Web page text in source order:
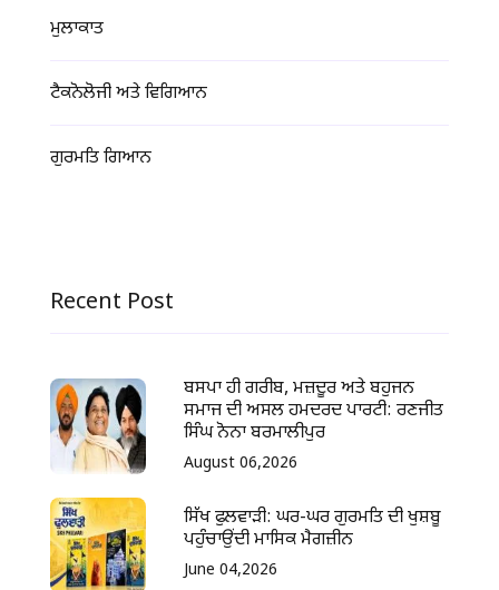
ਮੁਲਾਕਾਤ
ਟੈਕਨੋਲੋਜੀ ਅਤੇ ਵਿਗਿਆਨ
ਗੁਰਮਤਿ ਗਿਆਨ
Recent Post
ਬਸਪਾ ਹੀ ਗਰੀਬ, ਮਜ਼ਦੂਰ ਅਤੇ ਬਹੁਜਨ
ਸਮਾਜ ਦੀ ਅਸਲ ਹਮਦਰਦ ਪਾਰਟੀ: ਰਣਜੀਤ
ਸਿੰਘ ਨੋਨਾ ਬਰਮਾਲੀਪੁਰ
August 06,2026
ਸਿੱਖ ਫੁਲਵਾੜੀ: ਘਰ-ਘਰ ਗੁਰਮਤਿ ਦੀ ਖੁਸ਼ਬੂ
ਪਹੁੰਚਾਉਂਦੀ ਮਾਸਿਕ ਮੈਗਜ਼ੀਨ
June 04,2026